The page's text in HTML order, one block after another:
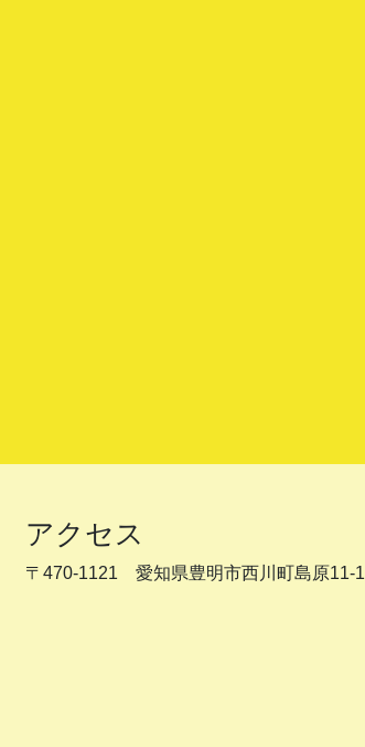
アクセス
〒470-1121 愛知県豊明市西川町島原11-1